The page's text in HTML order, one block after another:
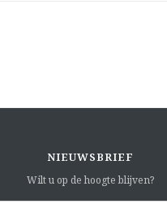
NIEUWSBRIEF
Wilt u op de hoogte blijven?